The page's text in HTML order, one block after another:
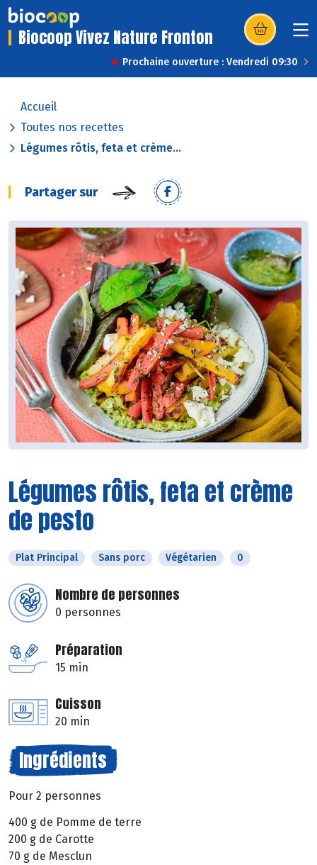
Biocoop Vivez Nature Fronton (s’ouvre dans
Prochaine ouverture : Vendredi 09:30
Accueil
Toutes nos recettes
Légumes rôtis, feta et crème...
Partager sur
Légumes rôtis, feta et crème
de pesto
Plat Principal Sans porc Végétarien 0
Nombre de personnes
0 personnes
Préparation
15 min
Cuisson
20 min
Ingrédients
Pour 2 personnes
400 g de Pomme de terre
200 g de Carotte
70 g de Mesclun